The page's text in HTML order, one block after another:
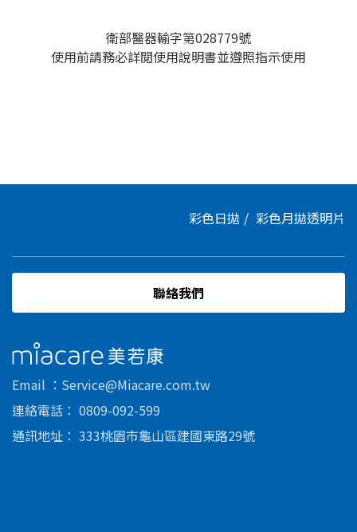
衛部醫器輸字第028779號
使用前請務必詳閱使用說明書並遵照指示使用
彩色日拋 彩色月拋透明片
美若康
Email
Service@Miacare.com.tw
連絡電話
0809-092-599
通訊地址
333桃園市龜山區建國東路29號
聯絡我們